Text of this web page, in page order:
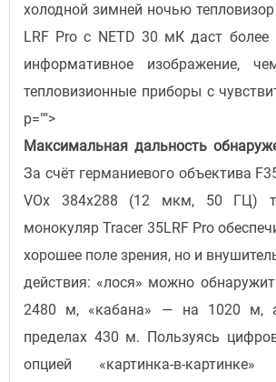
холодной зимней ночью тепловизор
LRF Pro с NETD 30 мК даст более
информативное изображение,
тепловизионные приборы с
p="">
Максимальная дальность
За счёт германиевого объектива
VOx 384x288 (12 мкм, 50 ГЦ)
монокуляр Tracer 35LRF Pro
хорошее поле зрения, но и
действия: «лося» можно
2480 м, «кабана» — на 1020 м,
пределах 430 м. Пользуясь
опцией «картинка-в-